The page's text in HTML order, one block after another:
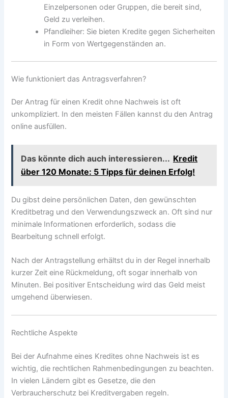
Einzelpersonen oder Gruppen, die bereit sind,
Geld zu verleihen.
Pfandleiher: Sie bieten Kredite gegen Sicherheiten
in Form von Wertgegenständen an.
Wie funktioniert das Antragsverfahren?
Der Antrag für einen Kredit ohne Nachweis ist oft
unkompliziert. In den meisten Fällen kannst du den Antrag
online ausfüllen.
Das könnte dich auch interessieren... Kredit
über 120 Monate: 5 Tipps für deinen Erfolg!
Du gibst deine persönlichen Daten, den gewünschten
Kreditbetrag und den Verwendungszweck an. Oft sind nur
minimale Informationen erforderlich, sodass die
Bearbeitung schnell erfolgt.
Nach der Antragstellung erhältst du in der Regel innerhalb
kurzer Zeit eine Rückmeldung, oft sogar innerhalb von
Minuten. Bei positiver Entscheidung wird das Geld meist
umgehend überwiesen.
Rechtliche Aspekte
Bei der Aufnahme eines Kredites ohne Nachweis ist es
wichtig, die rechtlichen Rahmenbedingungen zu beachten.
In vielen Ländern gibt es Gesetze, die den
Verbraucherschutz bei Kreditvergaben regeln.